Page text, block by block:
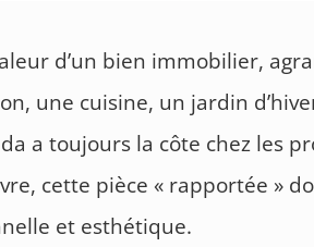
d’un bien immobilier,
une cuisine, un jardin
a toujours la côte chez les
cette pièce « rapportée »
et esthétique.